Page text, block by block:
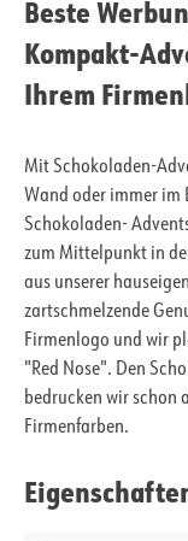
Beste
Kompakt-
Ihrem
Mit Schokoladen-
Wand oder immer im
Schokoladen-
zum Mittelpunkt in
aus unserer
zartschmelzende
Firmenlogo und wir
"Red Nose". Den
bedrucken wir schon
Firmenfarben.